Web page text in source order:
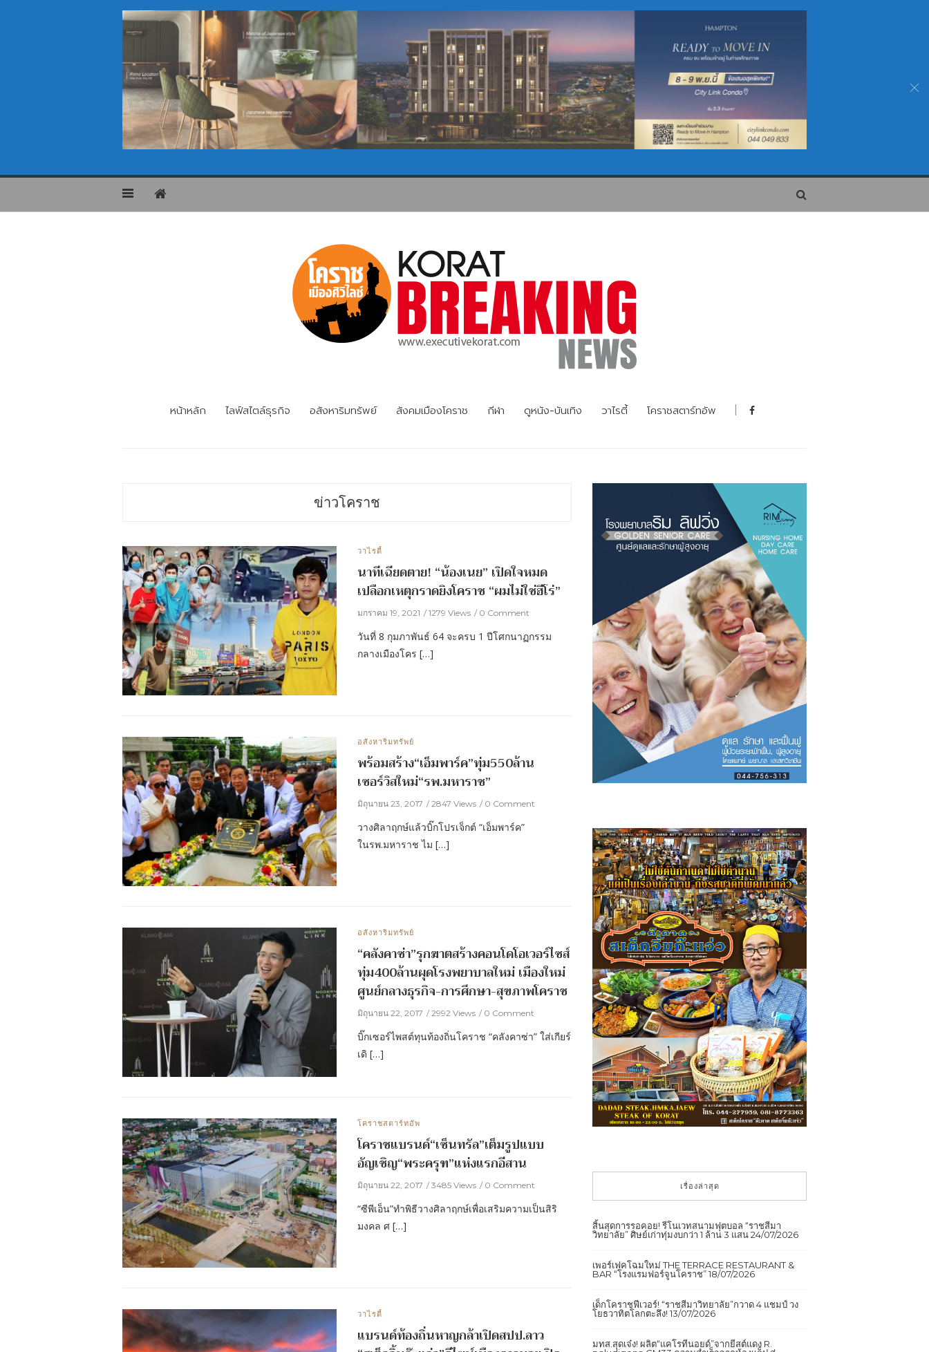
หน้าหลัก ไลฟ์สไตล์ธุรกิจ อสังหาริมทรัพย์ สังคมเมืองโคราช กีฬา ดูหนัง-บันเทิง วาไรตี้ โคราชสตาร์ทอัพ
ข่าวโคราช
วาไรตี้
นาทีเฉียดตาย! “น้องเนย” เปิดใจหมด
เปลือกเหตุกราดยิงโคราช “ผมไม่ใช่ฮีโร่”
มกราคม 19, 2021 1279 Views 0 Comment
วันที่ 8 กุมภาพันธ์ 64 จะครบ 1 ปีโศกนาฏกรรม
กลางเมืองโคร […]
อสังหาริมทรัพย์
พร้อมสร้าง“เอ็มพาร์ค”ทุ่ม550ล้าน
เซอร์วิสใหม่“รพ.มหาราช”
มิถุนายน 23, 2017 2847 Views 0 Comment
วางศิลาฤกษ์แล้วบิ๊กโปรเจ็กต์ “เอ็มพาร์ค”
ในรพ.มหาราช ไม […]
อสังหาริมทรัพย์
“คลังคาซ่า”รุกฆาตสร้างคอนโดโอเวอร์ไซส์
ทุ่ม400ล้านผุดโรงพยาบาลใหม่ เมืองใหม่
ศูนย์กลางธุรกิจ-การศึกษา-สุขภาพโคราช
มิถุนายน 22, 2017 2992 Views 0 Comment
บิ๊กเซอร์ไพสต์ทุนท้องถิ่นโคราช “คลังคาซ่า” ใส่เกียร์
เดิ […]
โคราชสตาร์ทอัพ
โคราชแบรนด์“เซ็นทรัล”เต็มรูปแบบ
อัญเชิญ“พระครุฑ”แห่งแรกอีสาน
มิถุนายน 22, 2017 3485 Views 0 Comment
“ซีพีเอ็น”ทำพิธีวางศิลาฤกษ์เพื่อเสริมความเป็นสิริ
มงคล ศ […]
วาไรตี้
แบรนด์ท้องถิ่นหาญกล้าเปิดสปป.ลาว
เรื่องล่าสุด
สิ้นสุดการรอคอย! รีโนเวทสนามฟุตบอล “ราชสีมา
วิทยาลัย” ศิษย์เก่าทุ่มงบกว่า 1 ล้าน 3 แสน24/07/2026
เพอร์เฟคโฉมใหม่ THE TERRACE RESTAURANT &
BAR “โรงแรมฟอร์จูนโคราช”18/07/2026
เด็กโคราชฟีเวอร์! “ราชสีมาวิทยาลัย”กวาด 4 แชมป์ วง
โยธวาทิตโลกตะลึง! 13/07/2026
มทส.สุดเจ๋ง! ผลิต“แคโรทีนอยด์”จากยีสต์แดง R.